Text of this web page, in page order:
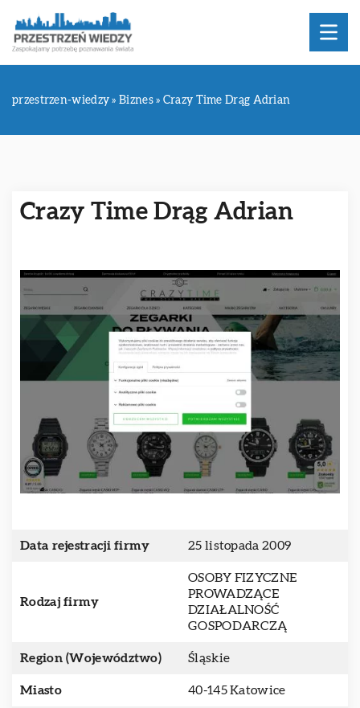
przestrzen-wiedzy »Biznes» Crazy Time Drąg Adrian
Crazy Time Drąg Adrian
Data rejestracji firmy 25 listopada 2009
Rodzaj firmy
OSOBY FIZYCZNE
PROWADZĄCE
DZIAŁALNOŚĆ
GOSPODARCZĄ
Region (Województwo) Śląskie
Miasto 40-145 Katowice